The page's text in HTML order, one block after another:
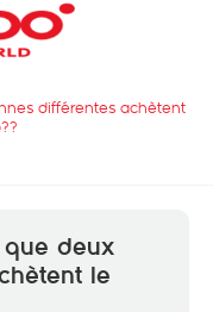
différentes achètent
deux
le